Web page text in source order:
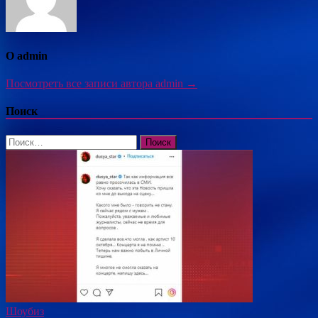
О admin
Посмотреть все записи автора admin →
Поиск
Найти:
Шоубиз